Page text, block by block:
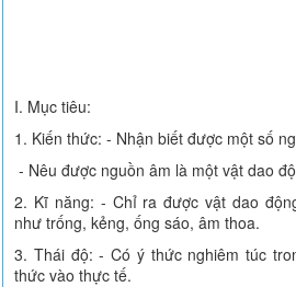
I. Mục tiêu:
1. Kiến thức: - Nhận biết được một số
- Nêu được nguồn âm là một vật dao
2. Kĩ năng: - Chỉ ra được vật dao
như trống, kẻng, ống sáo, âm thoa.
3. Thái độ: - Có ý thức nghiêm túc
thức vào thực tế.